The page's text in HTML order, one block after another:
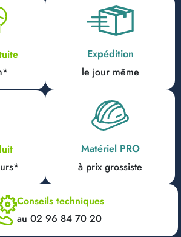
Expédition
le jour même
Matériel PRO
à prix grossiste
Conseils techniques
au 02 96 84 70 20